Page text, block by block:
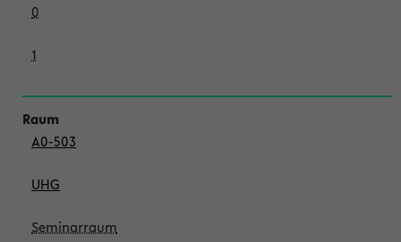
0
1
A0-503
UHG
Seminarraum